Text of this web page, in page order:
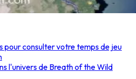
pour consulter votre temps de jeu
l'univers de Breath of the Wild